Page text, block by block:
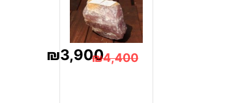
₪4,400
₪3,900